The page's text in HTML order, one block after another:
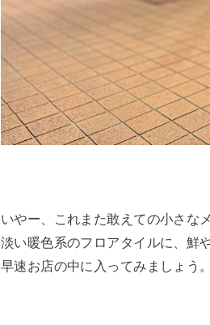
いやー、これまた敢えての小さな
淡い暖色系のフロアタイルに、鮮
早速お店の中に入ってみましょう。